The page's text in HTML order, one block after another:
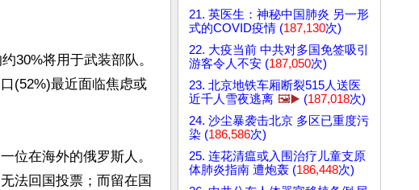
30%将用于武装部队。
(52%)最近面临焦虑或
位在海外的俄罗斯人。
法回国投票；而留在国
21. 英医生：神秘中国肺炎 另一形
式的COVID疫情 (187,130次)
22. 大疫当前 中共对多国免签吸引
游客令人不安 (187,050次)
23. 北京地铁车厢断裂515人送医
近千人雪夜逃离 🖼️▶️ (187,018次)
24. 沙尘暴袭击北京 多区已重度污
染 (186,586次)
25. 连花清瘟或入围治疗儿童支原
体肺炎指南 遭炮轰 (186,448次)